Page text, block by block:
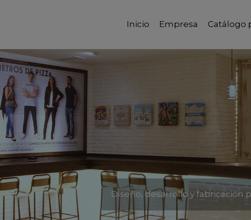
Inicio Empresa Catálogo
Diseño, desarrollo y fabricación
Calidad, fiabilidad y buen
Calidad, fiabilidad y buen
Líderes en mobiliario escolar y de